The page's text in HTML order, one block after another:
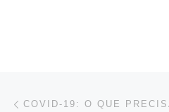
Post navigation